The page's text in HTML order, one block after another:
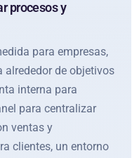
procesos y
para empresas,
de objetivos
interna para
para centralizar
ventas y
clientes, un entorno